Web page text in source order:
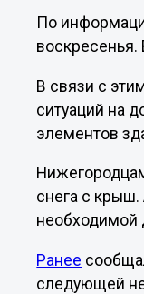
По
В связи с
ситуаций на
элементов
снега с
необходимой
Ранее
следующей